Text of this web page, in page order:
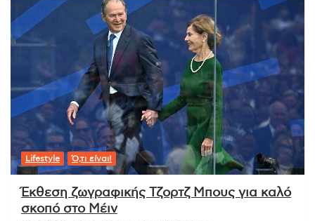
Lifestyle Ό,τι είναι!
Έκθεση ζωγραφικής Τζορτζ Μπους για καλό
σκοπό στο Μέιν